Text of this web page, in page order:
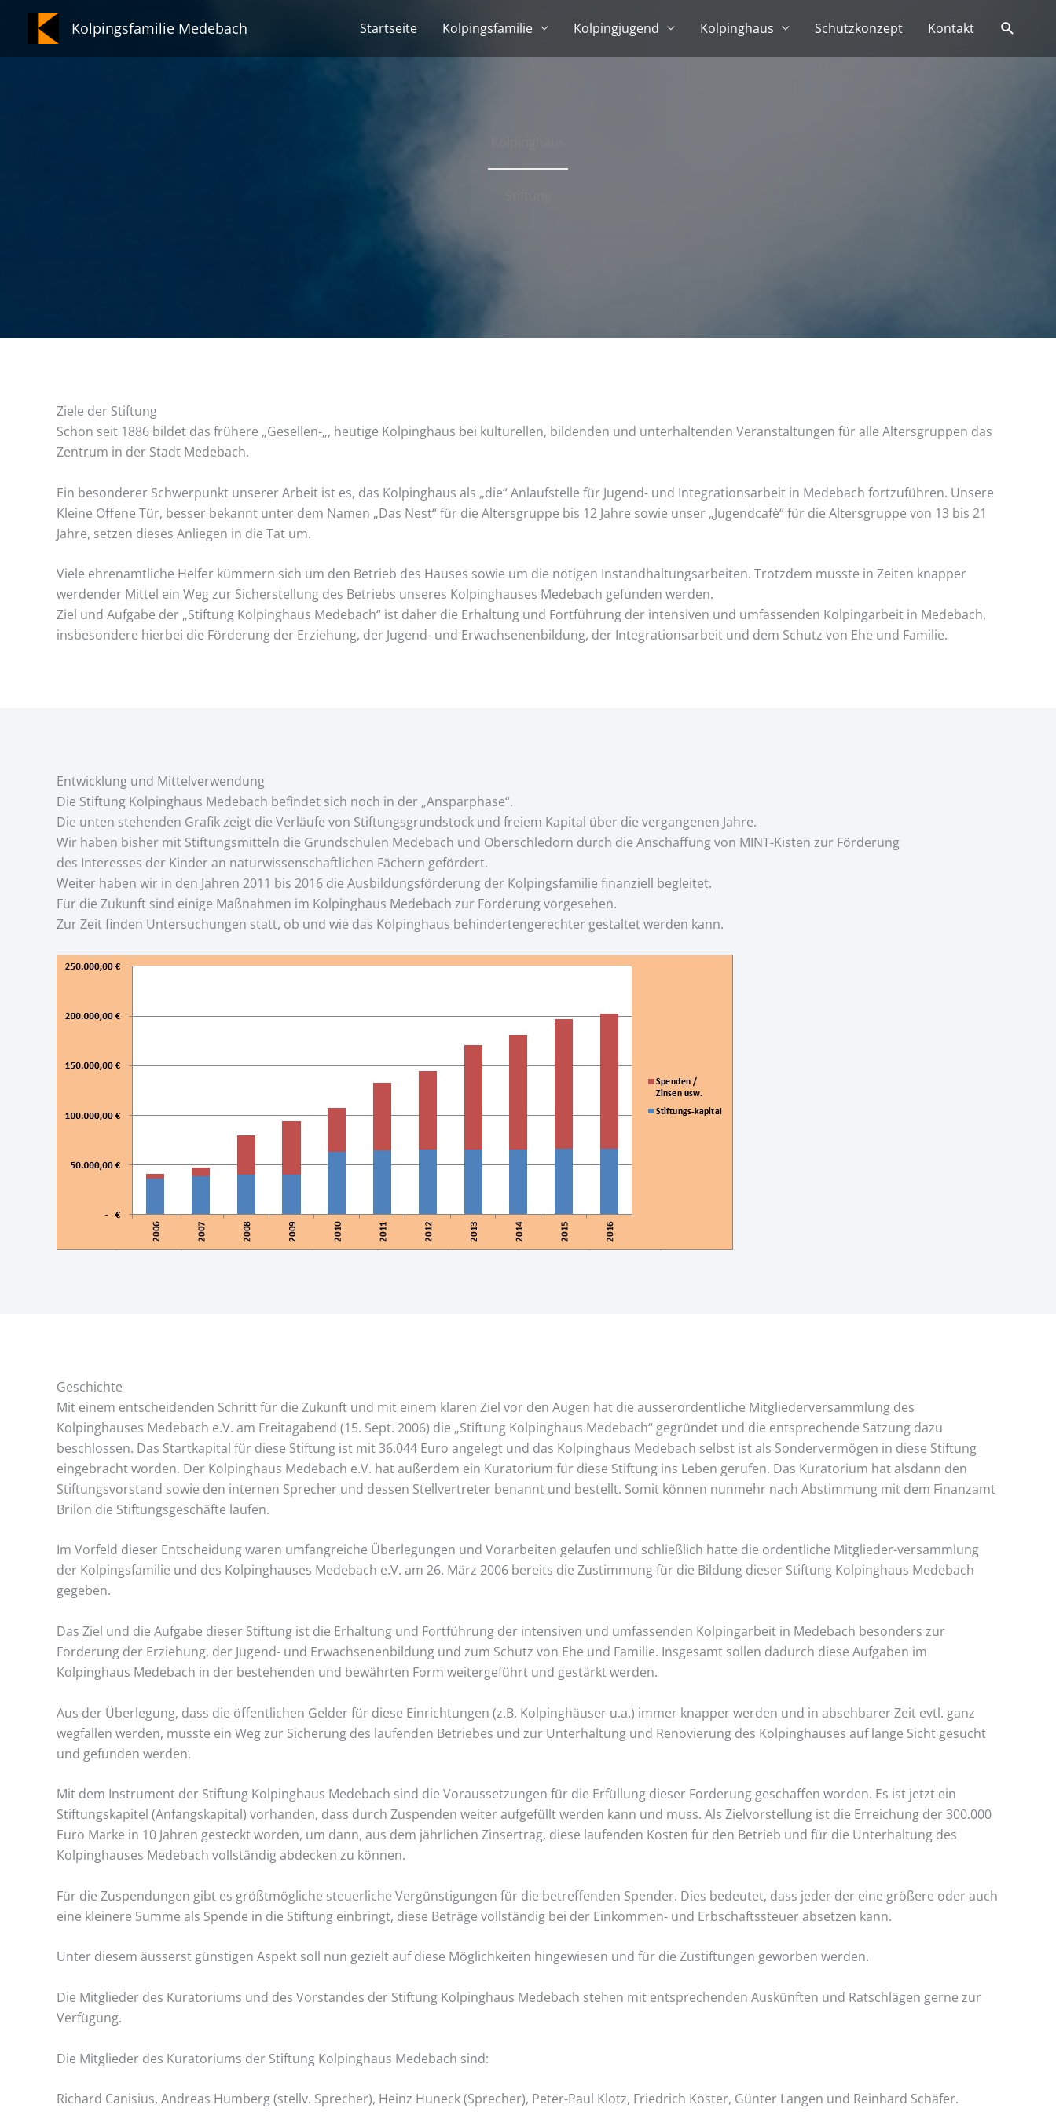
Kolpingsfamilie Medebach Startseite Kolpingsfamilie Kolpingjugend Kolpinghaus Schutzkonzept Kontakt Suchen
Ziele der Stiftung
Schon seit 1886 bildet das frühere „Gesellen-„, heutige Kolpinghaus bei kulturellen, bildenden und unterhaltenden Veranstaltungen für alle Altersgruppen das
Zentrum in der Stadt Medebach.
Ein besonderer Schwerpunkt unserer Arbeit ist es, das Kolpinghaus als „die“ Anlaufstelle für Jugend- und Integrationsarbeit in Medebach fortzuführen. Unsere
Kleine Offene Tür, besser bekannt unter dem Namen „Das Nest“ für die Altersgruppe bis 12 Jahre sowie unser „Jugendcafè“ für die Altersgruppe von 13 bis 21
Jahre, setzen dieses Anliegen in die Tat um.
Viele ehrenamtliche Helfer kümmern sich um den Betrieb des Hauses sowie um die nötigen Instandhaltungsarbeiten. Trotzdem musste in Zeiten knapper
werdender Mittel ein Weg zur Sicherstellung des Betriebs unseres Kolpinghauses Medebach gefunden werden.
Ziel und Aufgabe der „Stiftung Kolpinghaus Medebach“ ist daher die Erhaltung und Fortführung der intensiven und umfassenden Kolpingarbeit in Medebach,
insbesondere hierbei die Förderung der Erziehung, der Jugend- und Erwachsenenbildung, der Integrationsarbeit und dem Schutz von Ehe und Familie.
Entwicklung und Mittelverwendung
Die Stiftung Kolpinghaus Medebach befindet sich noch in der „Ansparphase“.
Die unten stehenden Grafik zeigt die Verläufe von Stiftungsgrundstock und freiem Kapital über die vergangenen Jahre.
Wir haben bisher mit Stiftungsmitteln die Grundschulen Medebach und Oberschledorn durch die Anschaffung von MINT-Kisten zur Förderung
des Interesses der Kinder an naturwissenschaftlichen Fächern gefördert.
Weiter haben wir in den Jahren 2011 bis 2016 die Ausbildungsförderung der Kolpingsfamilie finanziell begleitet.
Für die Zukunft sind einige Maßnahmen im Kolpinghaus Medebach zur Förderung vorgesehen.
Zur Zeit finden Untersuchungen statt, ob und wie das Kolpinghaus behindertengerechter gestaltet werden kann.
Geschichte
Mit einem entscheidenden Schritt für die Zukunft und mit einem klaren Ziel vor den Augen hat die ausserordentliche Mitgliederversammlung des
Kolpinghauses Medebach e.V. am Freitagabend (15. Sept. 2006) die „Stiftung Kolpinghaus Medebach“ gegründet und die entsprechende Satzung dazu
beschlossen. Das Startkapital für diese Stiftung ist mit 36.044 Euro angelegt und das Kolpinghaus Medebach selbst ist als Sondervermögen in diese Stiftung
eingebracht worden. Der Kolpinghaus Medebach e.V. hat außerdem ein Kuratorium für diese Stiftung ins Leben gerufen. Das Kuratorium hat alsdann den
Stiftungsvorstand sowie den internen Sprecher und dessen Stellvertreter benannt und bestellt. Somit können nunmehr nach Abstimmung mit dem Finanzamt
Brilon die Stiftungsgeschäfte laufen.
Im Vorfeld dieser Entscheidung waren umfangreiche Überlegungen und Vorarbeiten gelaufen und schließlich hatte die ordentliche Mitglieder-versammlung
der Kolpingsfamilie und des Kolpinghauses Medebach e.V. am 26. März 2006 bereits die Zustimmung für die Bildung dieser Stiftung Kolpinghaus Medebach
gegeben.
Das Ziel und die Aufgabe dieser Stiftung ist die Erhaltung und Fortführung der intensiven und umfassenden Kolpingarbeit in Medebach besonders zur
Förderung der Erziehung, der Jugend- und Erwachsenenbildung und zum Schutz von Ehe und Familie. Insgesamt sollen dadurch diese Aufgaben im
Kolpinghaus Medebach in der bestehenden und bewährten Form weitergeführt und gestärkt werden.
Aus der Überlegung, dass die öffentlichen Gelder für diese Einrichtungen (z.B. Kolpinghäuser u.a.) immer knapper werden und in absehbarer Zeit evtl. ganz
wegfallen werden, musste ein Weg zur Sicherung des laufenden Betriebes und zur Unterhaltung und Renovierung des Kolpinghauses auf lange Sicht gesucht
und gefunden werden.
Mit dem Instrument der Stiftung Kolpinghaus Medebach sind die Voraussetzungen für die Erfüllung dieser Forderung geschaffen worden. Es ist jetzt ein
Stiftungskapitel (Anfangskapital) vorhanden, dass durch Zuspenden weiter aufgefüllt werden kann und muss. Als Zielvorstellung ist die Erreichung der 300.000
Euro Marke in 10 Jahren gesteckt worden, um dann, aus dem jährlichen Zinsertrag, diese laufenden Kosten für den Betrieb und für die Unterhaltung des
Kolpinghauses Medebach vollständig abdecken zu können.
Für die Zuspendungen gibt es größtmögliche steuerliche Vergünstigungen für die betreffenden Spender. Dies bedeutet, dass jeder der eine größere oder auch
eine kleinere Summe als Spende in die Stiftung einbringt, diese Beträge vollständig bei der Einkommen- und Erbschaftssteuer absetzen kann.
Unter diesem äusserst günstigen Aspekt soll nun gezielt auf diese Möglichkeiten hingewiesen und für die Zustiftungen geworben werden.
Die Mitglieder des Kuratoriums und des Vorstandes der Stiftung Kolpinghaus Medebach stehen mit entsprechenden Auskünften und Ratschlägen gerne zur
Verfügung.
Die Mitglieder des Kuratoriums der Stiftung Kolpinghaus Medebach sind:
Richard Canisius, Andreas Humberg (stellv. Sprecher), Heinz Huneck (Sprecher), Peter-Paul Klotz, Friedrich Köster, Günter Langen und Reinhard Schäfer.